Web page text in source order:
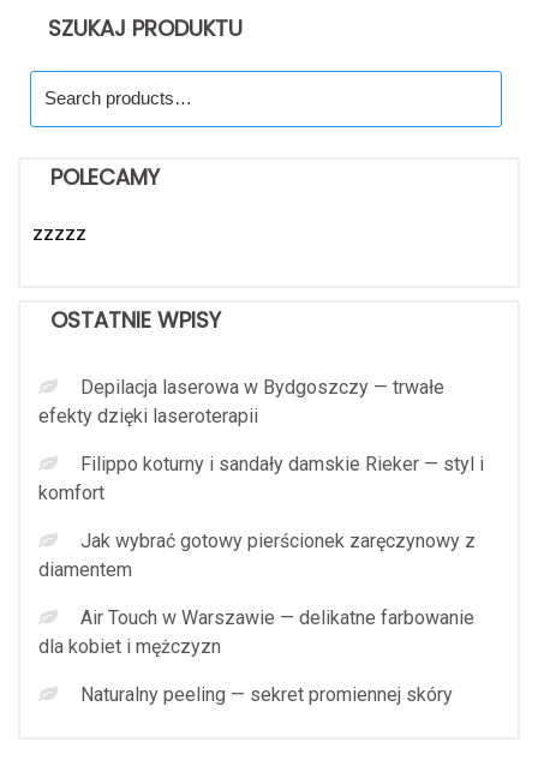
SZUKAJ PRODUKTU
for:
POLECAMY
zzzzz
OSTATNIE WPISY
Depilacja laserowa w Bydgoszczy — trwałe
efekty dzięki laseroterapii
Filippo koturny i sandały damskie Rieker — styl i
komfort
Jak wybrać gotowy pierścionek zaręczynowy z
diamentem
Air Touch w Warszawie — delikatne farbowanie
dla kobiet i mężczyzn
Naturalny peeling — sekret promiennej skóry